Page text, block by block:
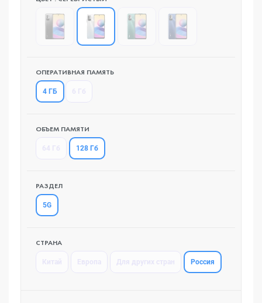
ОПЕРАТИВНАЯ ПАМЯТЬ
4 ГБ
ОБЪЕМ ПАМЯТИ
128 Гб
РАЗДЕЛ
5G
СТРАНА
Россия